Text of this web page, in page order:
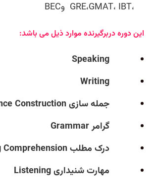
IBT، GRE،GMAT،
این دوره دربرگیرنده موارد ذیل می باشد:
Speaking
Writing
جمله سازیConstruction
گرامرGrammar
درک مطلبComprehension
مهارت شنیداریListening